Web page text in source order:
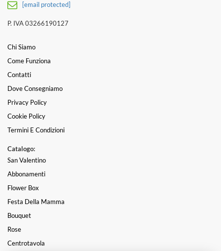
[email protected]
P. IVA 03266190127
Chi Siamo
Come Funziona
Contatti
Dove Consegniamo
Privacy Policy
Cookie Policy
Termini E Condizioni
Catalogo:
San Valentino
Abbonamenti
Flower Box
Festa Della Mamma
Bouquet
Rose
Centrotavola